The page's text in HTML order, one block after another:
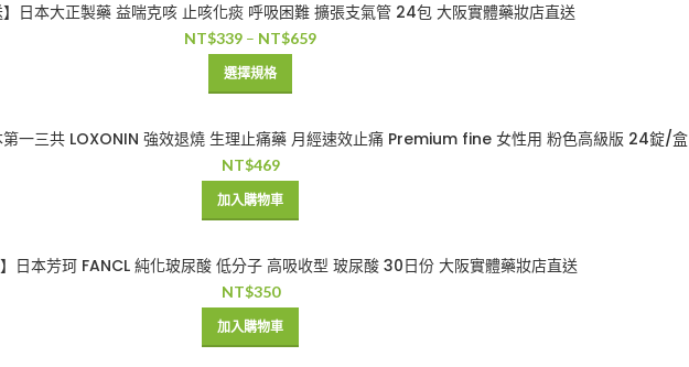
】日本大正製藥 益喘克咳 止咳化痰 呼吸困難 擴張支氣管 24包 大阪實體藥妝店直送
NT$339 – NT$659
選擇規格
第一三共 LOXONIN 強效退燒 生理止痛藥 月經速效止痛 Premium fine 女性用 粉色高級版 24錠/盒
NT$469
加入購物車
】日本芳珂 FANCL 純化玻尿酸 低分子 高吸收型 玻尿酸 30日份 大阪實體藥妝店直送
NT$350
加入購物車